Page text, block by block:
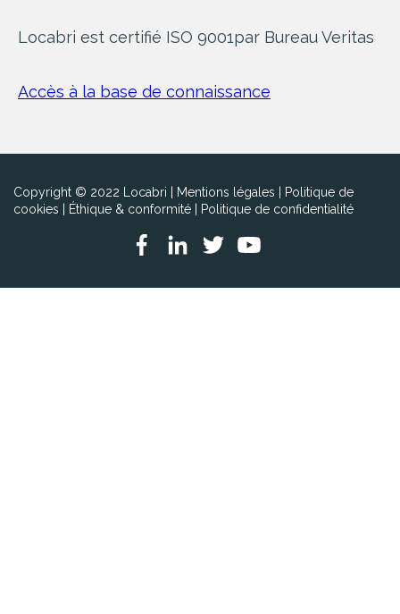
Locabri est certifié ISO 9001par Bureau Veritas
Accès à la base de connaissance
Copyright © 2022 Locabri | Mentions légales
Politique de
cookies
Éthique & conformité Politique de confidentialité